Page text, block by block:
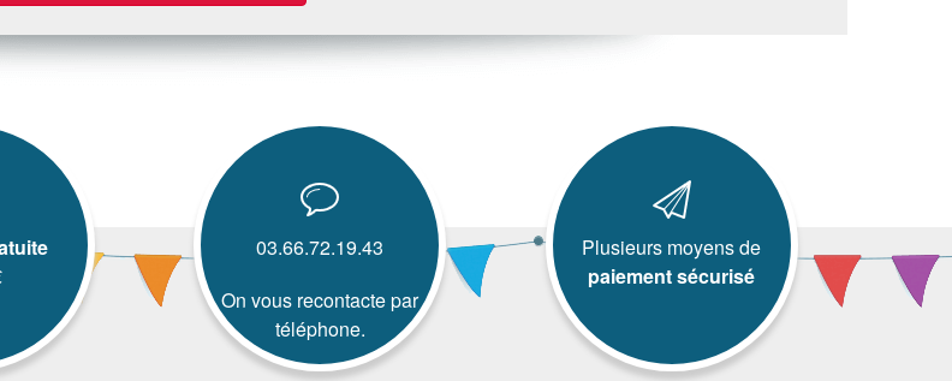
03.66.72.19.43
On vous recontacte par
téléphone.
Plusieurs moyens de
paiement sécurisé